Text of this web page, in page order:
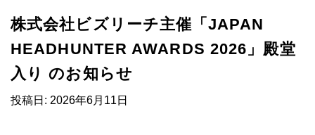
株式会社ビズリーチ主催「JAPAN
HEADHUNTER AWARDS 2026」殿堂
入り のお知らせ
投稿日: 2026年6月11日